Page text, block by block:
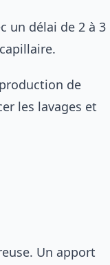
un délai de 2 à 3
de
les lavages et
Un apport